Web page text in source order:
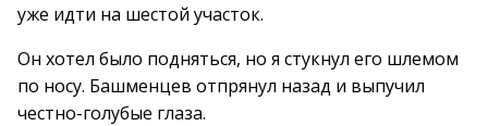
уже идти на шестой участок.
Он хотел было подняться, но я стукнул его шлемом
по носу. Башменцев отпрянул назад и выпучил
честно-голубые глаза.